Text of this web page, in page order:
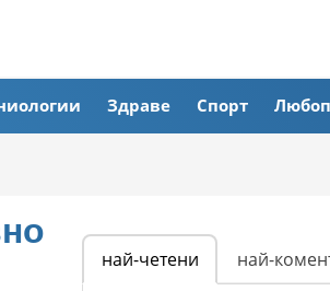
Здраве Спорт
най-четени най-